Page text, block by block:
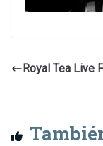
Royal Tea Live